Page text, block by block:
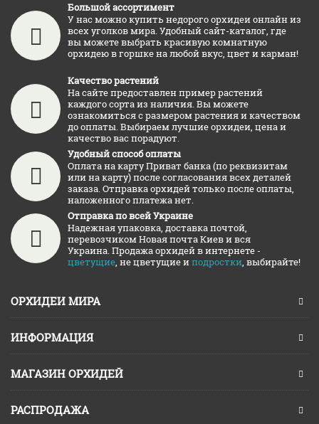
Большой ассортимент
У нас можно купить недорого орхидеи онлайн из
всех уголков мира. Удобный сайт-каталог, где
вы можете выбрать красивую комнатную
орхидею в горшке на любой вкус, цвет и карман!
Качество растений
На сайте предоставлен пример растений
каждого сорта из наличия. Вы можете
ознакомиться с размером растения и качеством
до оплаты. Выбираем лучшие орхидеи, цена и
качество вас порадуют.
Удобный способ оплаты
Оплата на карту Приват банка (по реквизитам
или на карту) после согласования всех деталей
заказа. Отправка орхидей только после оплаты,
наложенного платежа нет.
Отправка по всей Украине
Надежная упаковка, доставка почтой,
перевозчиком Новая почта Киев и вся
Украина. Продажа орхидей в интернете -
цветущие, не цветущие иподростки, выбирайте!
ОРХИДЕИ МИРА
ИНФОРМАЦИЯ
МАГАЗИН ОРХИДЕЙ
РАСПРОДАЖА